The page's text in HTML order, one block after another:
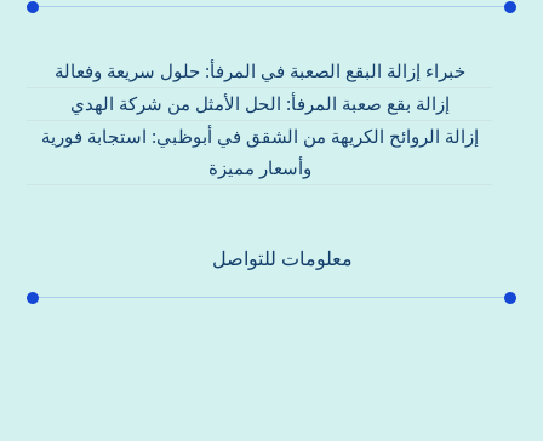
خبراء إزالة البقع الصعبة في المرفأ: حلول سريعة وفعالة
إزالة بقع صعبة المرفأ: الحل الأمثل من شركة الهدي
إزالة الروائح الكريهة من الشقق في أبوظبي: استجابة فورية
وأسعار مميزة
معلومات للتواصل